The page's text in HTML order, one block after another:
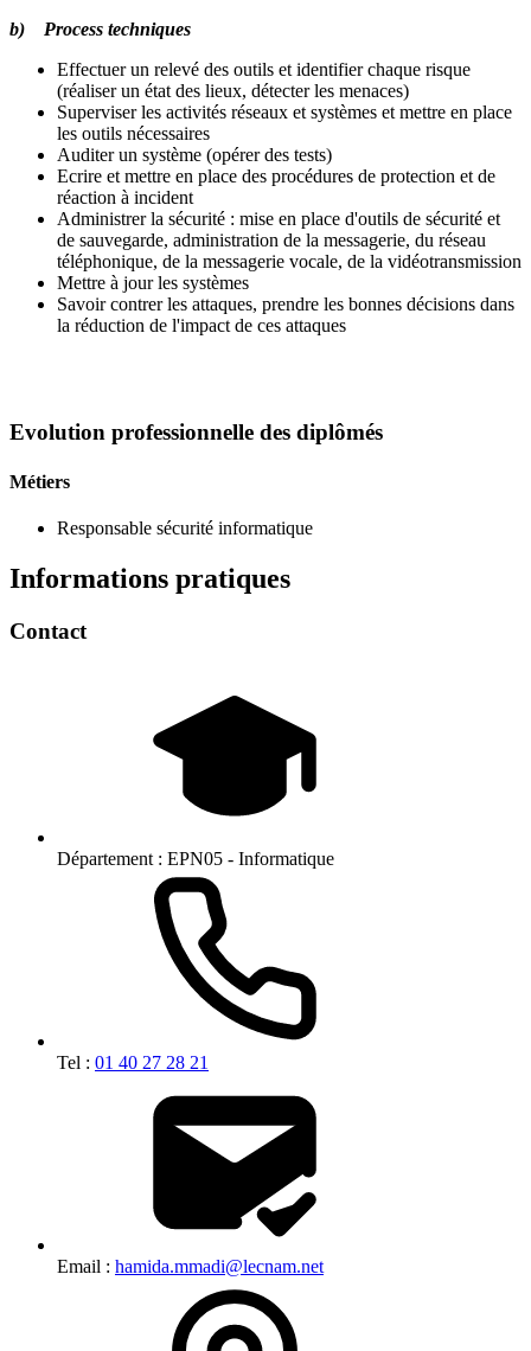
b) Process techniques
Effectuer un relevé des outils et identifier chaque risque
(réaliser un état des lieux, détecter les menaces)
Superviser les activités réseaux et systèmes et mettre en place
les outils nécessaires
Auditer un système (opérer des tests)
Ecrire et mettre en place des procédures de protection et de
réaction à incident
Administrer la sécurité : mise en place d'outils de sécurité et
de sauvegarde, administration de la messagerie, du réseau
téléphonique, de la messagerie vocale, de la vidéotransmission
Mettre à jour les systèmes
Savoir contrer les attaques, prendre les bonnes décisions dans
la réduction de l'impact de ces attaques
Evolution professionnelle des diplômés
Métiers
Responsable sécurité informatique
Informations pratiques
Contact
Département : EPN05 - Informatique
Tel : 01 40 27 28 21
Email : hamida.mmadi@lecnam.net